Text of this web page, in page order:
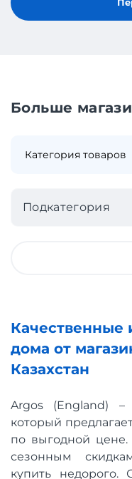
Больше
Подкатегория
Качественные
дома от
Казахстан
Argos (England) –
который
по выгодной
сезонным
купить недорого.